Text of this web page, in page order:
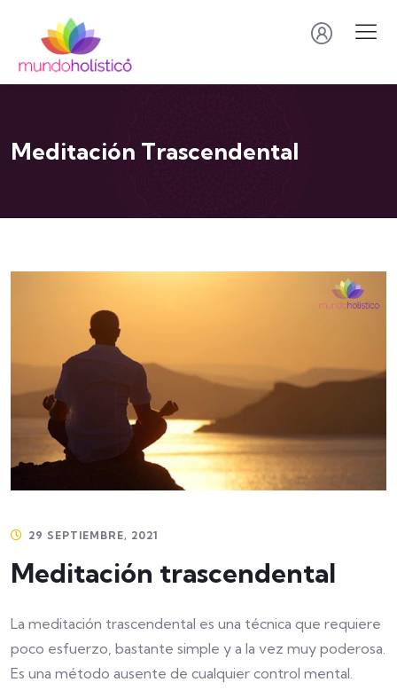
Meditación Trascendental
29 SEPTIEMBRE, 2021
Meditación trascendental
La meditación trascendental es una técnica que requiere
poco esfuerzo, bastante simple y a la vez muy poderosa.
Es una método ausente de cualquier control mental.